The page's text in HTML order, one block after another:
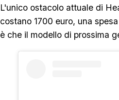
L'unico ostacolo attuale di
costano 1700 euro, una
è che il modello di prossima